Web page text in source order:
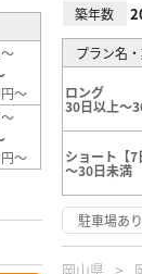
～
～
築年数
プラン名
ロング
30日以上～
ショート【7
～30日未満
駐車場あり
岡山県